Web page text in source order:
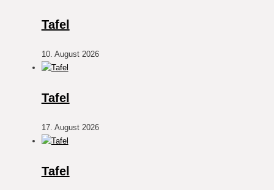
Tafel
10. August 2026
Tafel
17. August 2026
Tafel